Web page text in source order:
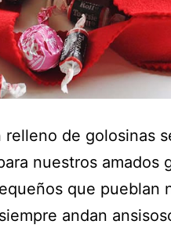
relleno de golosinas
nuestros amados
que pueblan
andan